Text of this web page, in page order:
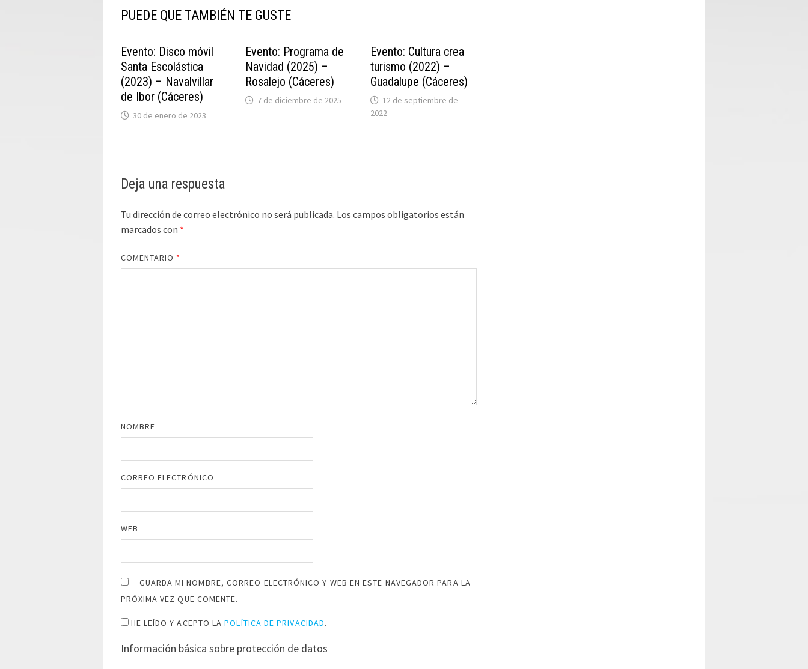
PUEDE QUE TAMBIÉN TE GUSTE
Evento: Disco móvil
Santa Escolástica
(2023) – Navalvillar
de Ibor (Cáceres)
30 de enero de 2023
Evento: Programa de
Navidad (2025) –
Rosalejo (Cáceres)
7 de diciembre de 2025
Evento: Cultura crea
turismo (2022) –
Guadalupe (Cáceres)
12 de septiembre de
2022
Deja una respuesta
Tu dirección de correo electrónico no será publicada. Los campos obligatorios están
marcados con *
COMENTARIO *
NOMBRE
CORREO ELECTRÓNICO
WEB
GUARDA MI NOMBRE, CORREO ELECTRÓNICO Y WEB EN ESTE NAVEGADOR PARA LA
PRÓXIMA VEZ QUE COMENTE.
HE LEÍDO Y ACEPTO LAPOLÍTICA DE PRIVACIDAD.
Información básica sobre protección de datos